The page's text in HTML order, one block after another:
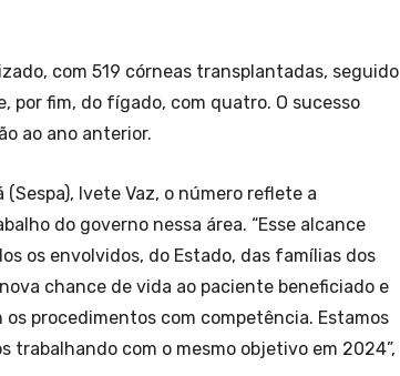
com 519 córneas transplantadas, seguido
por fim, do fígado, com quatro. O sucesso
ao ano anterior.
Ivete Vaz, o número reflete a
do governo nessa área. “Esse alcance
os envolvidos, do Estado, das famílias dos
chance de vida ao paciente beneficiado e
procedimentos com competência. Estamos
com o mesmo objetivo em 2024”,